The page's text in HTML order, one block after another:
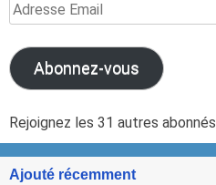
Adresse
Email
Abonnez-vous
Rejoignez les 31 autres abonnés
Ajouté récemment